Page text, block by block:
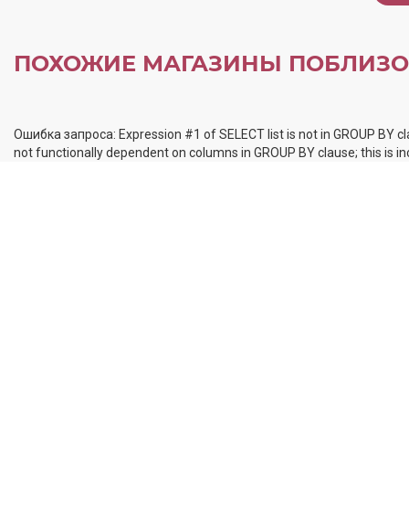
ПОХОЖИЕ МАГАЗИНЫ
Ошибка запроса: Expression #1 of SELECT list is not in GROUP
not functionally dependent on columns in GROUP BY clause; this is